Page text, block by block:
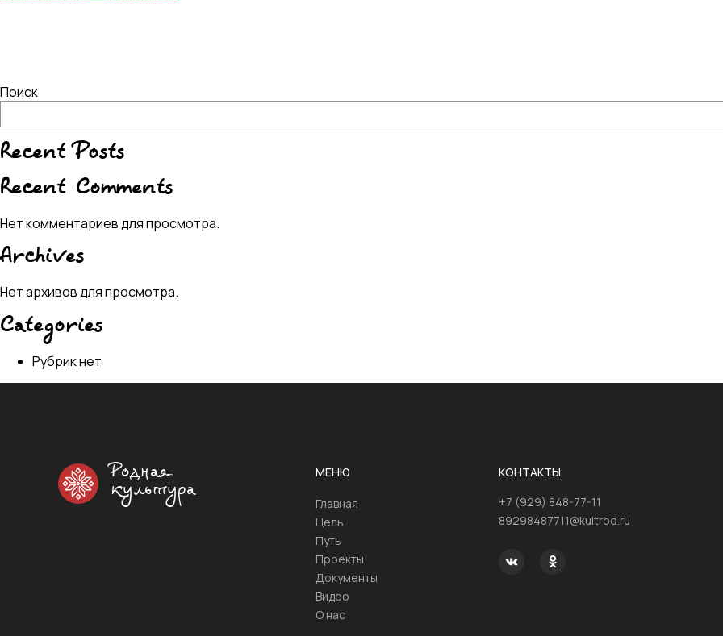
Поиск
Recent Posts
Recent Comments
Нет комментариев для просмотра.
Archives
Нет архивов для просмотра.
Categories
Рубрик нет
Родная
культура
МЕНЮ
Главная
Цель
Путь
Проекты
Документы
Видео
О нас
КОНТАКТЫ
+7 (929) 848-77-11
89298487711@kultrod.ru